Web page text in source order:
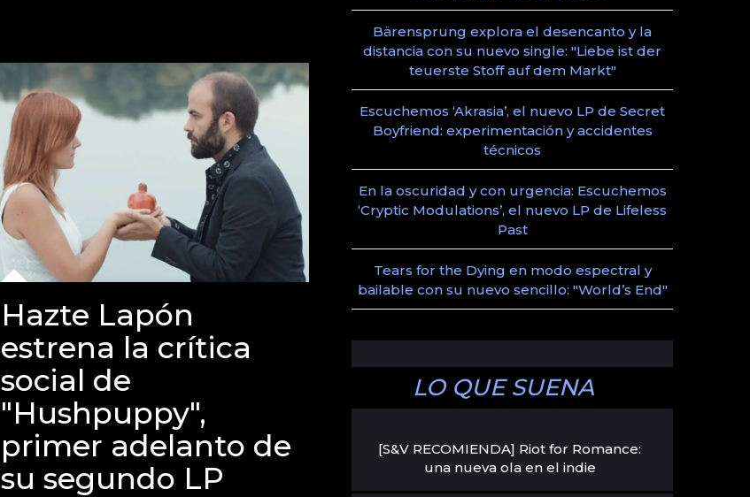
Hazte Lapón
estrena la crítica
social de
"Hushpuppy",
primer adelanto de
su segundo LP
Bärensprung explora el desencanto y la
distancia con su nuevo single: "Liebe ist der
teuerste Stoff auf dem Markt"
Escuchemos ‘Akrasia’, el nuevo LP de Secret
Boyfriend: experimentación y accidentes
técnicos
En la oscuridad y con urgencia: Escuchemos
‘Cryptic Modulations’, el nuevo LP de Lifeless
Past
Tears for the Dying en modo espectral y
bailable con su nuevo sencillo: "World’s End"
LO QUE SUENA
[S&V RECOMIENDA] Riot for Romance:
una nueva ola en el indie